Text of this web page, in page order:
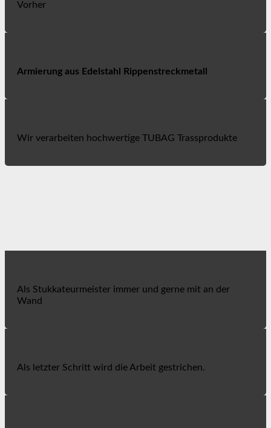
Vorher
Armierung aus Edelstahl Rippenstreckmetall
Wir verarbeiten hochwertige TUBAG Trassprodukte
Als Stukkateurmeister immer und gerne mit an der
Wand
Als letzter Schritt wird die Arbeit gestrichen.